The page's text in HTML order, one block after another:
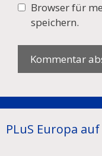
Browser für
speichern.
PLuS Europa